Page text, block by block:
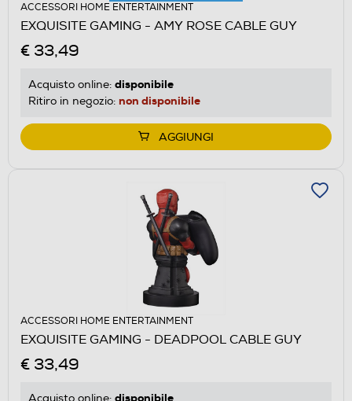
ACCESSORI HOME ENTERTAINMENT
EXQUISITE GAMING - AMY ROSE CABLE GUY
€ 33,49
Acquisto online: disponibile
Ritiro in negozio: non disponibile
AGGIUNGI
ACCESSORI HOME ENTERTAINMENT
EXQUISITE GAMING - DEADPOOL CABLE GUY
€ 33,49
Acquisto online: disponibile